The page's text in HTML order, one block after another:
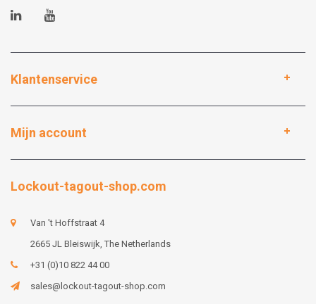
Klantenservice
Mijn account
Lockout-tagout-shop.com
Van 't Hoffstraat 4
2665 JL Bleiswijk, The Netherlands
+31 (0)10 822 44 00
sales@lockout-tagout-shop.com